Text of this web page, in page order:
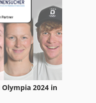
2024 in